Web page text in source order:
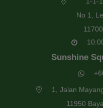
No 1,
Sunshine
1, Jalan
11950